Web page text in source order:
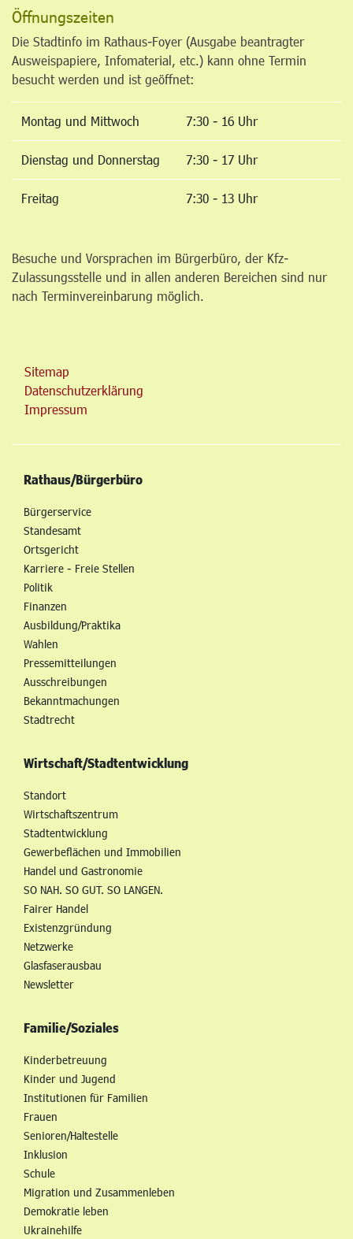
Öffnungszeiten
Die Stadtinfo im Rathaus-Foyer (Ausgabe beantragter
Ausweispapiere, Infomaterial, etc.) kann ohne Termin
besucht werden und ist geöffnet:
Montag und Mittwoch 7:30 - 16 Uhr
Dienstag und Donnerstag 7:30 - 17 Uhr
Freitag 7:30 - 13 Uhr
Besuche und Vorsprachen im Bürgerbüro, der Kfz-
Zulassungsstelle und in allen anderen Bereichen sind nur
nach Terminvereinbarung möglich.
Sitemap
Datenschutzerklärung
Impressum
Rathaus/Bürgerbüro
Bürgerservice
Standesamt
Ortsgericht
Karriere - Freie Stellen
Politik
Finanzen
Ausbildung/Praktika
Wahlen
Pressemitteilungen
Ausschreibungen
Bekanntmachungen
Stadtrecht
Wirtschaft/Stadtentwicklung
Standort
Wirtschaftszentrum
Stadtentwicklung
Gewerbeflächen und Immobilien
Handel und Gastronomie
SO NAH. SO GUT. SO LANGEN.
Fairer Handel
Existenzgründung
Netzwerke
Glasfaserausbau
Newsletter
Familie/Soziales
Kinderbetreuung
Kinder und Jugend
Institutionen für Familien
Frauen
Senioren/Haltestelle
Inklusion
Schule
Migration und Zusammenleben
Demokratie leben
Ukrainehilfe